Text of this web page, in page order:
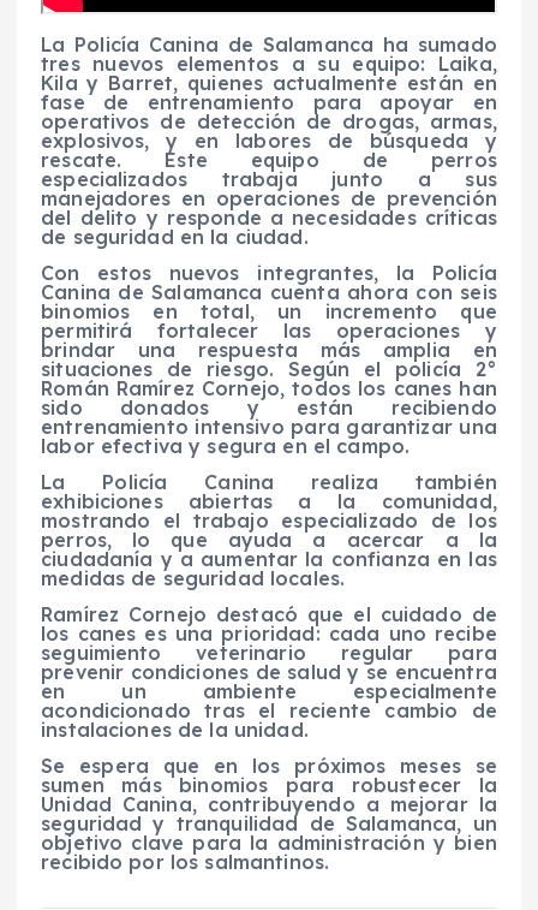
La Policía Canina de Salamanca ha sumado
tres nuevos elementos a su equipo: Laika,
Kila y Barret, quienes actualmente están en
fase de entrenamiento para apoyar en
operativos de detección de drogas, armas,
explosivos, y en labores de búsqueda y
rescate. Este equipo de perros
especializados trabaja junto a sus
manejadores en operaciones de prevención
del delito y responde a necesidades críticas
de seguridad en la ciudad.
Con estos nuevos integrantes, la Policía
Canina de Salamanca cuenta ahora con seis
binomios en total, un incremento que
permitirá fortalecer las operaciones y
brindar una respuesta más amplia en
situaciones de riesgo. Según el policía 2°
Román Ramírez Cornejo, todos los canes han
sido donados y están recibiendo
entrenamiento intensivo para garantizar una
labor efectiva y segura en el campo.
La Policía Canina realiza también
exhibiciones abiertas a la comunidad,
mostrando el trabajo especializado de los
perros, lo que ayuda a acercar a la
ciudadanía y a aumentar la confianza en las
medidas de seguridad locales.
Ramírez Cornejo destacó que el cuidado de
los canes es una prioridad: cada uno recibe
seguimiento veterinario regular para
prevenir condiciones de salud y se encuentra
en un ambiente especialmente
acondicionado tras el reciente cambio de
instalaciones de la unidad.
Se espera que en los próximos meses se
sumen más binomios para robustecer la
Unidad Canina, contribuyendo a mejorar la
seguridad y tranquilidad de Salamanca, un
objetivo clave para la administración y bien
recibido por los salmantinos.